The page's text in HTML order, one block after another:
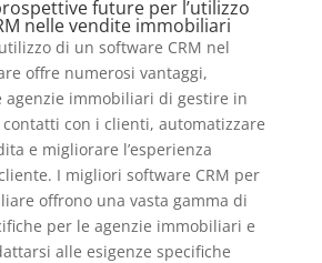
future per l’utilizzo
nelle vendite immobiliari
di un software CRM nel
offre numerosi vantaggi,
agenzie immobiliari di gestire in
con i clienti, automatizzare
e migliorare l’esperienza
I migliori software CRM per
offrono una vasta gamma di
per le agenzie immobiliari e
alle esigenze specifiche